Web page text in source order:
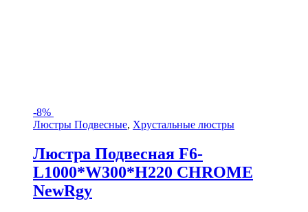
-8%
Люстры Подвесные, Хрустальные люстры
Люстра Подвесная F6-
L1000*W300*H220 CHROME
NewRgy